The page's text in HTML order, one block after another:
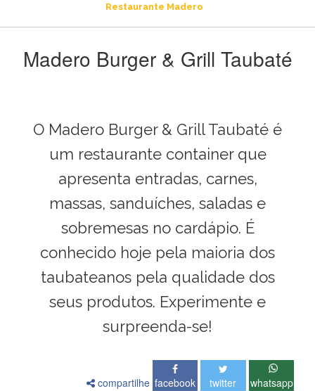
Restaurante Madero
Madero Burger & Grill Taubaté
O Madero Burger & Grill Taubaté é
um restaurante container que
apresenta entradas, carnes,
massas, sanduíches, saladas e
sobremesas no cardápio. É
conhecido hoje pela maioria dos
taubateanos pela qualidade dos
seus produtos. Experimente e
surpreenda-se!
compartilhe facebook twitter whatsapp